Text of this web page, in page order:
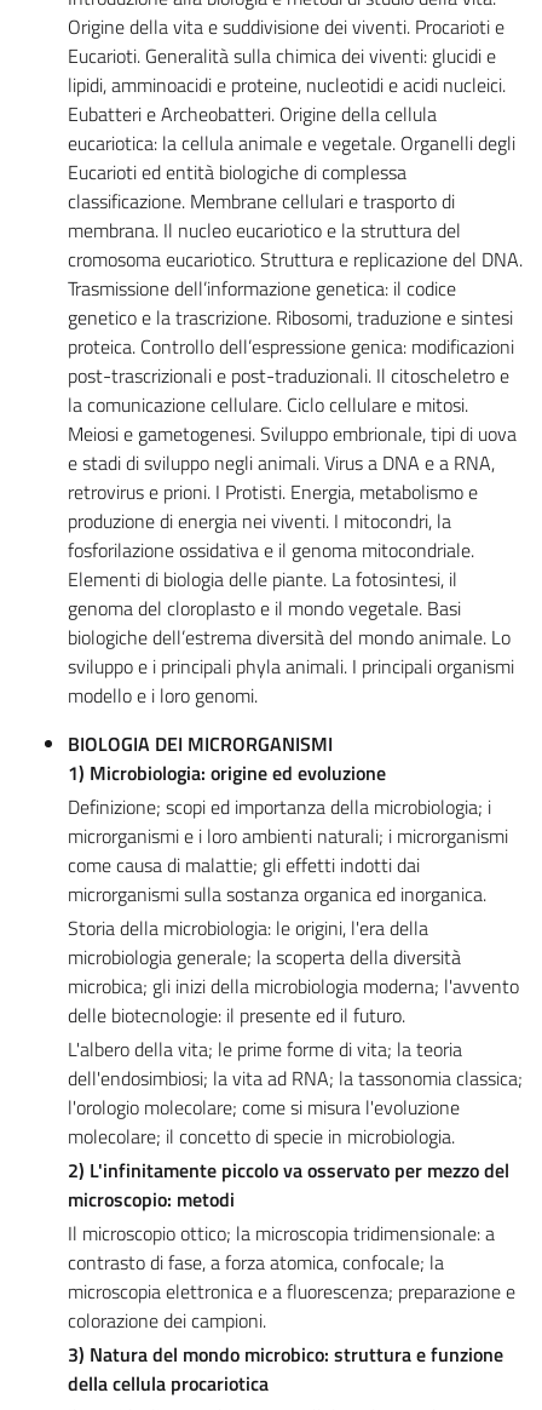
Origine della vita e suddivisione dei viventi. Procarioti e
Eucarioti. Generalità sulla chimica dei viventi: glucidi e
lipidi, amminoacidi e proteine, nucleotidi e acidi nucleici.
Eubatteri e Archeobatteri. Origine della cellula
eucariotica: la cellula animale e vegetale. Organelli degli
Eucarioti ed entità biologiche di complessa
classificazione. Membrane cellulari e trasporto di
membrana. Il nucleo eucariotico e la struttura del
cromosoma eucariotico. Struttura e replicazione del DNA.
Trasmissione dell’informazione genetica: il codice
genetico e la trascrizione. Ribosomi, traduzione e sintesi
proteica. Controllo dell’espressione genica: modificazioni
post-trascrizionali e post-traduzionali. Il citoscheletro e
la comunicazione cellulare. Ciclo cellulare e mitosi.
Meiosi e gametogenesi. Sviluppo embrionale, tipi di uova
e stadi di sviluppo negli animali. Virus a DNA e a RNA,
retrovirus e prioni. I Protisti. Energia, metabolismo e
produzione di energia nei viventi. I mitocondri, la
fosforilazione ossidativa e il genoma mitocondriale.
Elementi di biologia delle piante. La fotosintesi, il
genoma del cloroplasto e il mondo vegetale. Basi
biologiche dell’estrema diversità del mondo animale. Lo
sviluppo e i principali phyla animali. I principali organismi
modello e i loro genomi.
BIOLOGIA DEI MICRORGANISMI
1) Microbiologia: origine ed evoluzione
Definizione; scopi ed importanza della microbiologia; i
microrganismi e i loro ambienti naturali; i microrganismi
come causa di malattie; gli effetti indotti dai
microrganismi sulla sostanza organica ed inorganica.
Storia della microbiologia: le origini, l'era della
microbiologia generale; la scoperta della diversità
microbica; gli inizi della microbiologia moderna; l'avvento
delle biotecnologie: il presente ed il futuro.
L'albero della vita; le prime forme di vita; la teoria
dell'endosimbiosi; la vita ad RNA; la tassonomia classica;
l'orologio molecolare; come si misura l'evoluzione
molecolare; il concetto di specie in microbiologia.
2) L'infinitamente piccolo va osservato per mezzo del
microscopio: metodi
Il microscopio ottico; la microscopia tridimensionale: a
contrasto di fase, a forza atomica, confocale; la
microscopia elettronica e a fluorescenza; preparazione e
colorazione dei campioni.
3) Natura del mondo microbico: struttura e funzione
della cellula procariotica